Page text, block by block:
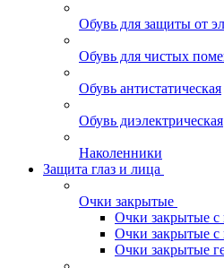
Обувь для защиты от
Обувь для чистых
Обувь антистатическая
Обувь диэлектрическая
Наколенники
Защита глаз и лица
Очки закрытые
Очки закрытые с
Очки закрытые с
Очки закрытые